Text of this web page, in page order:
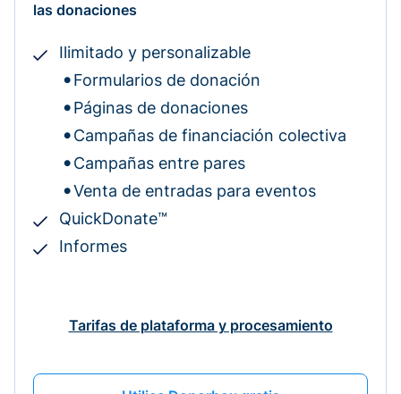
las donaciones
Ilimitado y personalizable
Formularios de donación
Páginas de donaciones
Campañas de financiación colectiva
Campañas entre pares
Venta de entradas para eventos
QuickDonate™
Informes
Tarifas de plataforma y procesamiento